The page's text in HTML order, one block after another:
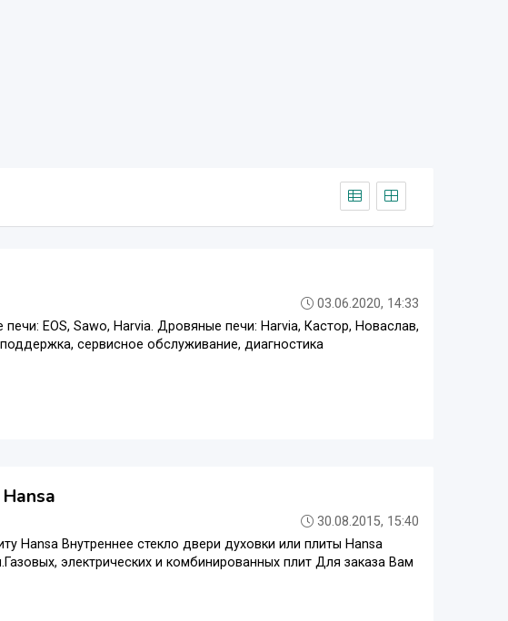
03.06.2020, 14:33
EOS, Sawo, Harvia. Дровяные печи: Harvia, Кастор, Новаслав,
сервисное обслуживание, диагностика
30.08.2015, 15:40
Hansa Внутреннее стекло двери духовки или плиты Hansa
электрических и комбинированных плит Для заказа Вам